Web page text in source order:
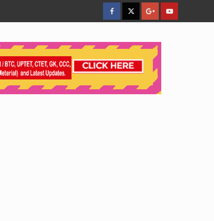
facebookTwitterGoogleYouTube